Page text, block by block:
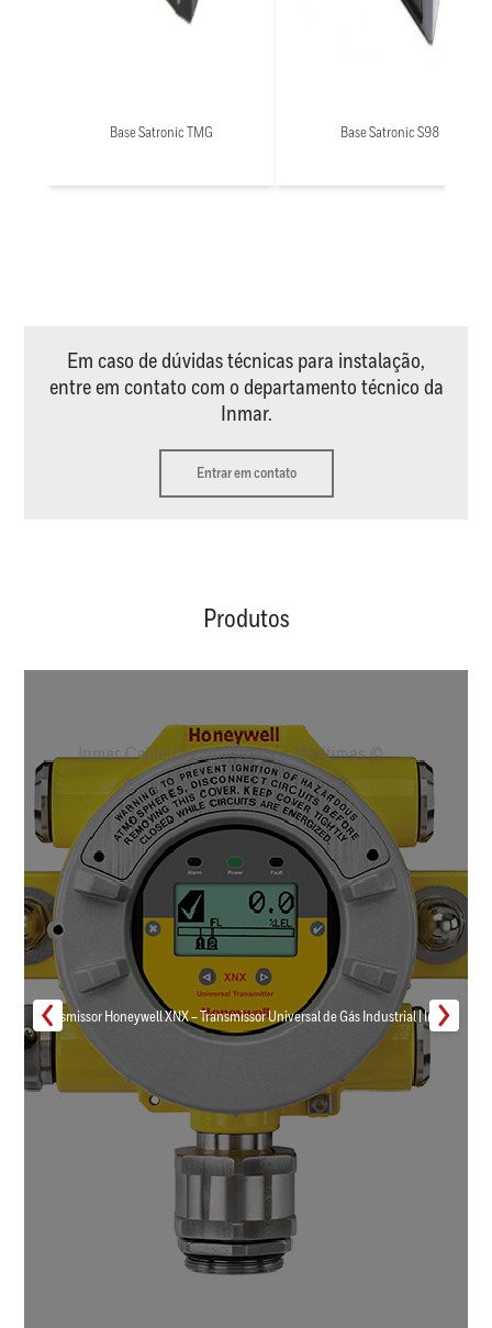
Base Satronic TMG Base Satronic S98
Em caso de dúvidas técnicas para instalação,
entre em contato com o departamento técnico da
Inmar.
Entrar em contato
Produtos
Transmissor Honeywell XNX – Transmissor Universal de Gás Industrial | Inmar